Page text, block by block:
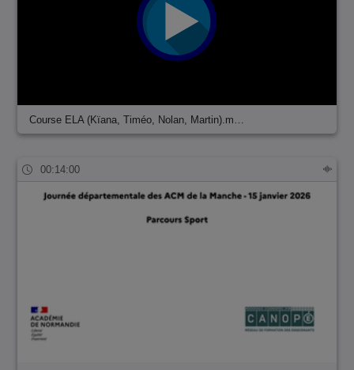
Course ELA (Kïana, Timéo, Nolan, Martin).m…
00:14:00